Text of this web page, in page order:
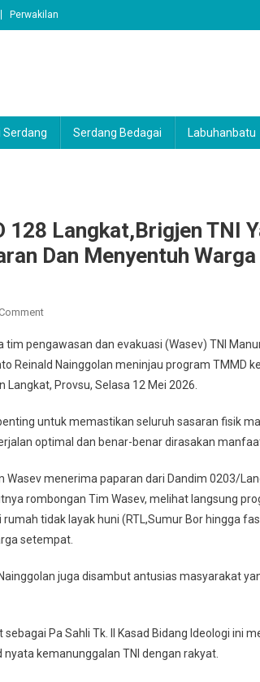
Perwakilan
Serdang Serdang Bedagai Labuhanbatu
128 Langkat,Brigjen TNI
Dan Menyentuh Warga
On
Lokasi
TMMD
128
TNI
Yanto
Program
Tepat
Sasaran
Dan
Warga
pengawasan dan evakuasi (Wasev) TNI
Reinald Nainggolan meninjau program TMMD
Provsu, Selasa 12 Mei 2026.
untuk memastikan seluruh sasaran fisik
optimal dan benar-benar dirasakan
Wasev menerima paparan dari Dandim 0203/
rombongan Tim Wasev, melihat langsung
tidak layak huni (RTL,Sumur Bor hingga
setempat.
juga disambut antusias masyarakat
Pa Sahli Tk. II Kasad Bidang Ideologi ini
kemanunggalan TNI dengan rakyat.